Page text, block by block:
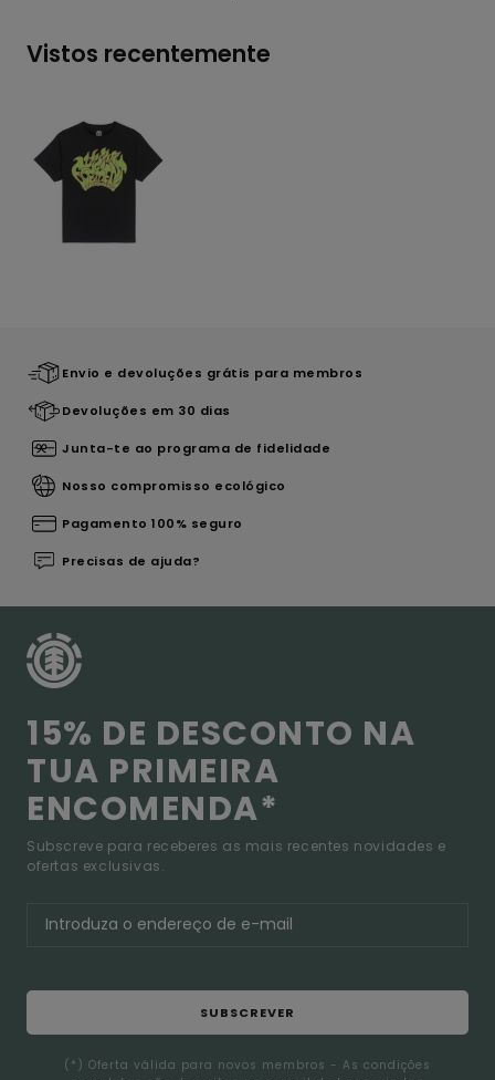
Vistos recentemente
Envio e devoluções grátis para membros
Devoluções em 30 dias
Junta-te ao programa de fidelidade
Nosso compromisso ecológico
Pagamento 100% seguro
Precisas de ajuda?
15% DE DESCONTO NA
TUA PRIMEIRA
ENCOMENDA*
Subscreve para receberes as mais recentes novidades e
ofertas exclusivas.
SUBSCREVER
(*) Oferta válida para novos membros - As condições